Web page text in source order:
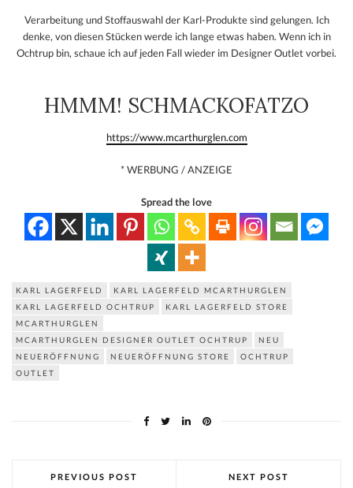
Verarbeitung und Stoffauswahl der Karl-Produkte sind gelungen. Ich
denke, von diesen Stücken werde ich lange etwas haben. Wenn ich in
Ochtrup bin, schaue ich auf jeden Fall wieder im Designer Outlet vorbei.
HMMM! SCHMACKOFATZO
https://www.mcarthurglen.com
* WERBUNG / ANZEIGE
Spread the love
KARL LAGERFELD
KARL LAGERFELD MCARTHURGLEN
KARL LAGERFELD OCHTRUP
KARL LAGERFELD STORE
MCARTHURGLEN
MCARTHURGLEN DESIGNER OUTLET OCHTRUP
NEU
NEUERÖFFNUNG
NEUERÖFFNUNG STORE
OCHTRUP
OUTLET
PREVIOUS POST NEXT POST